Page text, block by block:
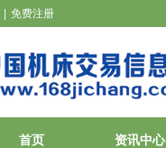
免费注册
首页 资讯中心